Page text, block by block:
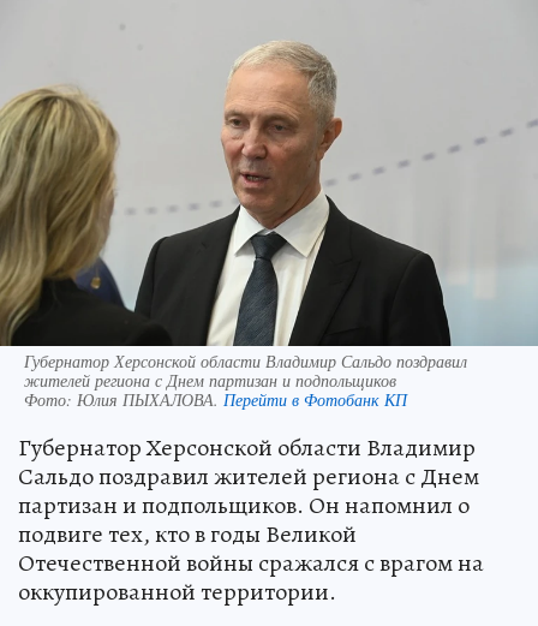
Губернатор Херсонской области Владимир Сальдо поздравил
жителей региона с Днем партизан и подпольщиков
Фото: Юлия ПЫХАЛОВА. Перейти в Фотобанк КП
Губернатор Херсонской области Владимир
Сальдо поздравил жителей региона с Днем
партизан и подпольщиков. Он напомнил о
подвиге тех, кто в годы Великой
Отечественной войны сражался с врагом на
оккупированной территории.